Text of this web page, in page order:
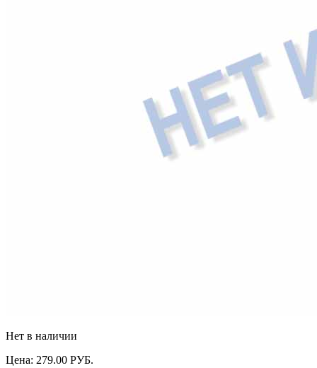
Нет в наличии
Цена: 279.00 РУБ.